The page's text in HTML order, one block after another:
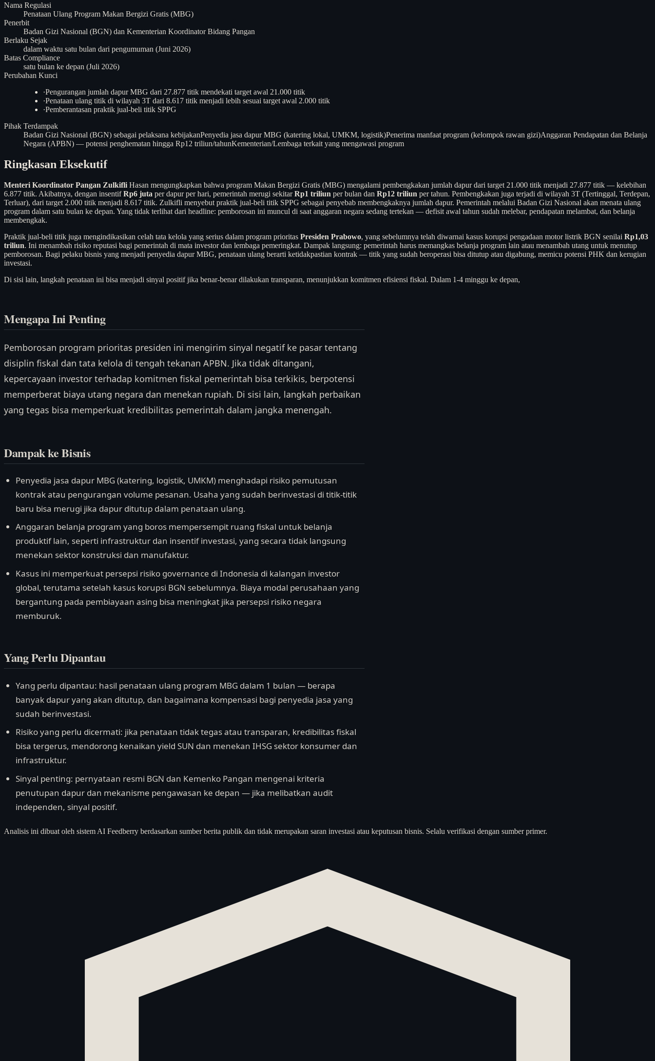
Nama Regulasi
Penataan Ulang Program Makan Bergizi Gratis (MBG)
Penerbit
Badan Gizi Nasional (BGN) dan Kementerian Koordinator Bidang Pangan
Berlaku Sejak
dalam waktu satu bulan dari pengumuman (Juni 2026)
Batas Compliance
satu bulan ke depan (Juli 2026)
Perubahan Kunci
·Pengurangan jumlah dapur MBG dari 27.877 titik mendekati target awal 21.000 titik
·Penataan ulang titik di wilayah 3T dari 8.617 titik menjadi lebih sesuai target awal 2.000 titik
·Pemberantasan praktik jual-beli titik SPPG
Pihak Terdampak
Badan Gizi Nasional (BGN) sebagai pelaksana kebijakanPenyedia jasa dapur MBG (katering lokal, UMKM, logistik)Penerima manfaat program (kelompok rawan gizi)Anggaran Pendapatan dan Belanja
Negara (APBN) — potensi penghematan hingga Rp12 triliun/tahunKementerian/Lembaga terkait yang mengawasi program
Ringkasan Eksekutif
Menteri Koordinator Pangan Zulkifli Hasan mengungkapkan bahwa program Makan Bergizi Gratis (MBG) mengalami pembengkakan jumlah dapur dari target 21.000 titik menjadi 27.877 titik — kelebihan
6.877 titik. Akibatnya, dengan insentifRp6 juta per dapur per hari, pemerintah merugi sekitarRp1 triliun per bulan dan Rp12 triliun per tahun. Pembengkakan juga terjadi di wilayah 3T (Tertinggal, Terdepan,
Terluar), dari target 2.000 titik menjadi 8.617 titik. Zulkifli menyebut praktik jual-beli titik SPPG sebagai penyebab membengkaknya jumlah dapur. Pemerintah melalui Badan Gizi Nasional akan menata ulang
program dalam satu bulan ke depan. Yang tidak terlihat dari headline: pemborosan ini muncul di saat anggaran negara sedang tertekan — defisit awal tahun sudah melebar, pendapatan melambat, dan belanja
membengkak.
Praktik jual-beli titik juga mengindikasikan celah tata kelola yang serius dalam program prioritas Presiden Prabowo, yang sebelumnya telah diwarnai kasus korupsi pengadaan motor listrik BGN senilai Rp1,03
triliun. Ini menambah risiko reputasi bagi pemerintah di mata investor dan lembaga pemeringkat. Dampak langsung: pemerintah harus memangkas belanja program lain atau menambah utang untuk menutup
pemborosan. Bagi pelaku bisnis yang menjadi penyedia dapur MBG, penataan ulang berarti ketidakpastian kontrak — titik yang sudah beroperasi bisa ditutup atau digabung, memicu potensi PHK dan kerugian
investasi.
Di sisi lain, langkah penataan ini bisa menjadi sinyal positif jika benar-benar dilakukan transparan, menunjukkan komitmen efisiensi fiskal. Dalam 1-4 minggu ke depan,
Mengapa Ini Penting
Pemborosan program prioritas presiden ini mengirim sinyal negatif ke pasar tentang
disiplin fiskal dan tata kelola di tengah tekanan APBN. Jika tidak ditangani,
kepercayaan investor terhadap komitmen fiskal pemerintah bisa terkikis, berpotensi
memperberat biaya utang negara dan menekan rupiah. Di sisi lain, langkah perbaikan
yang tegas bisa memperkuat kredibilitas pemerintah dalam jangka menengah.
Dampak ke Bisnis
Penyedia jasa dapur MBG (katering, logistik, UMKM) menghadapi risiko pemutusan
kontrak atau pengurangan volume pesanan. Usaha yang sudah berinvestasi di titik-titik
baru bisa merugi jika dapur ditutup dalam penataan ulang.
Anggaran belanja program yang boros mempersempit ruang fiskal untuk belanja
produktif lain, seperti infrastruktur dan insentif investasi, yang secara tidak langsung
menekan sektor konstruksi dan manufaktur.
Kasus ini memperkuat persepsi risiko governance di Indonesia di kalangan investor
global, terutama setelah kasus korupsi BGN sebelumnya. Biaya modal perusahaan yang
bergantung pada pembiayaan asing bisa meningkat jika persepsi risiko negara
memburuk.
Yang Perlu Dipantau
Yang perlu dipantau: hasil penataan ulang program MBG dalam 1 bulan — berapa
banyak dapur yang akan ditutup, dan bagaimana kompensasi bagi penyedia jasa yang
sudah berinvestasi.
Risiko yang perlu dicermati: jika penataan tidak tegas atau transparan, kredibilitas fiskal
bisa tergerus, mendorong kenaikan yield SUN dan menekan IHSG sektor konsumer dan
infrastruktur.
Sinyal penting: pernyataan resmi BGN dan Kemenko Pangan mengenai kriteria
penutupan dapur dan mekanisme pengawasan ke depan — jika melibatkan audit
independen, sinyal positif.
Analisis ini dibuat oleh sistem AI Feedberry berdasarkan sumber berita publik dan tidak merupakan saran investasi atau keputusan bisnis. Selalu verifikasi dengan sumber primer.